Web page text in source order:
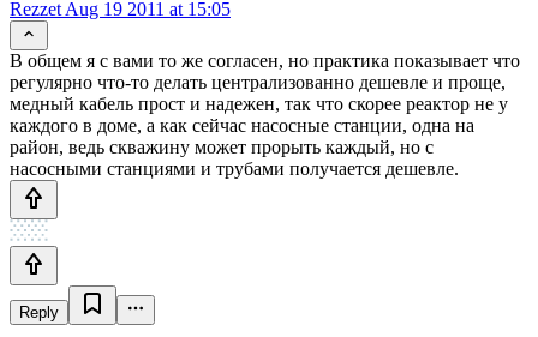
Rezzet Aug 19 2011 at 15:05
В общем я с вами то же согласен, но практика показывает что
регулярно что-то делать централизованно дешевле и проще,
медный кабель прост и надежен, так что скорее реактор не у
каждого в доме, а как сейчас насосные станции, одна на
район, ведь скважину может прорыть каждый, но с
насосными станциями и трубами получается дешевле.
Reply